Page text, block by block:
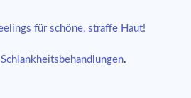
für schöne, straffe Haut!
Schlankheitsbehandlungen.